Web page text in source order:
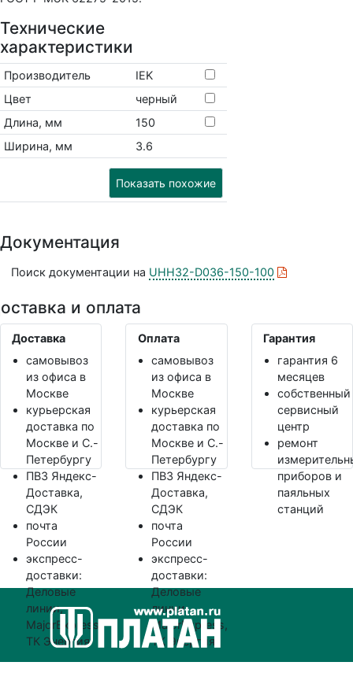
Технические
характеристики
Производитель
IEK
Цвет
черный
Длина, мм
150
Ширина, мм
3.6
Показать похожие
Документация
Поиск документации на UHH32-D036-150-100
и оплата
Доставка
самовывоз
из офиса в
Москве
курьерская
доставка по
Москве и С.-
Петербургу
ПВЗ Яндекс-
Доставка,
СДЭК
почта
России
экспресс-
доставки:
Деловые
линии,
MajorExpress,
ТК Энергия
Оплата
самовывоз
из офиса в
Москве
курьерская
доставка по
Москве и С.-
Петербургу
ПВЗ Яндекс-
Доставка,
СДЭК
почта
России
экспресс-
доставки:
Деловые
линии,
MajorExpress,
ТК Энергия
Гарантия
гарантия 6
месяцев
собственный
сервисный
центр
ремонт
приборов и
паяльных
станций